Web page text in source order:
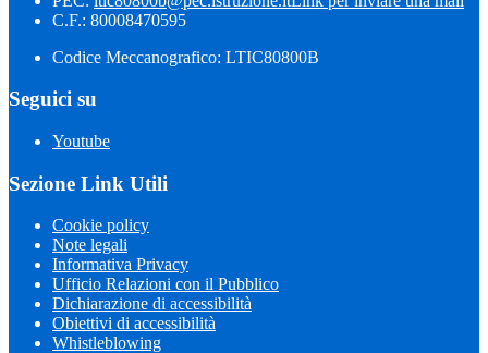
C.F.: 80008470595
Codice Meccanografico: LTIC80800B
Seguici su
Youtube
Sezione Link Utili
Cookie policy
Note legali
Informativa Privacy
Ufficio Relazioni con il Pubblico
Dichiarazione di accessibilità
Obiettivi di accessibilità
Whistleblowing